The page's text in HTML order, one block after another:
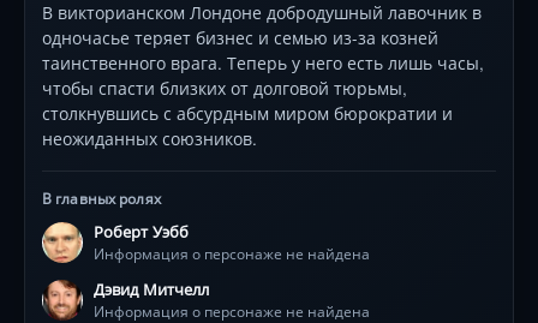
В викторианском Лондоне добродушный лавочник в
одночасье теряет бизнес и семью из-за козней
таинственного врага. Теперь у него есть лишь часы,
чтобы спасти близких от долговой тюрьмы,
столкнувшись с абсурдным миром бюрократии и
неожиданных союзников.
В главных ролях
Роберт Уэбб
Информация о персонаже не найдена
Дэвид Митчелл
Информация о персонаже не найдена